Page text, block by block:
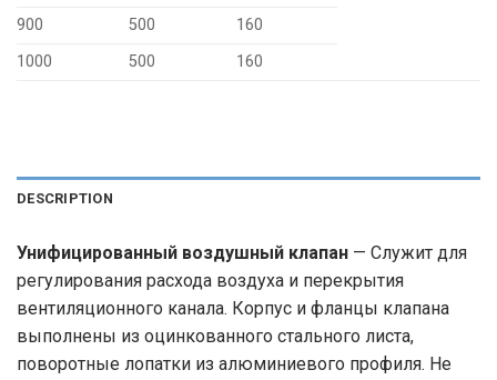
900
500
160
1000
500 160
DESCRIPTION
Унифицированный воздушный клапан — Служит для
регулирования расхода воздуха и перекрытия
вентиляционного канала. Корпус и фланцы клапана
выполнены из оцинкованного стального листа,
поворотные лопатки из алюминиевого профиля. Не